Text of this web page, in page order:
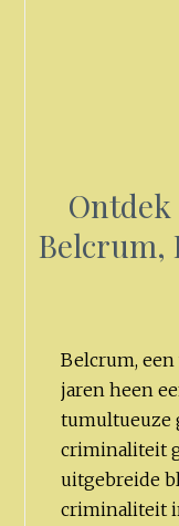
Belcrum,
Belcrum,
jaren heen
tumultueuze
criminaliteit
uitgebreide
criminaliteit